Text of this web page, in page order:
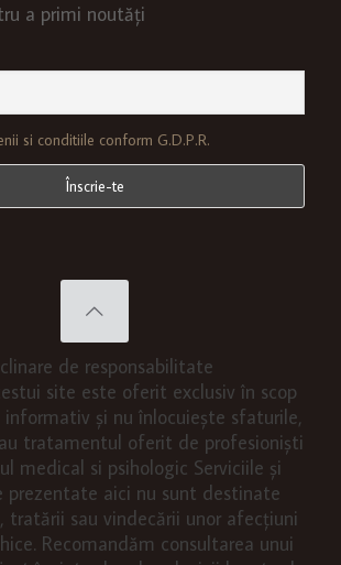
a primi noutăți
si conditiile conform G.D.P.R.
de responsabilitate
site este oferit exclusiv în scop
informativ și nu înlocuiește sfaturile,
tratamentul oferit de profesioniști
medical si psihologic Serviciile și
prezentate aici nu sunt destinate
tratării sau vindecării unor afecțiuni
Recomandăm consultarea unui